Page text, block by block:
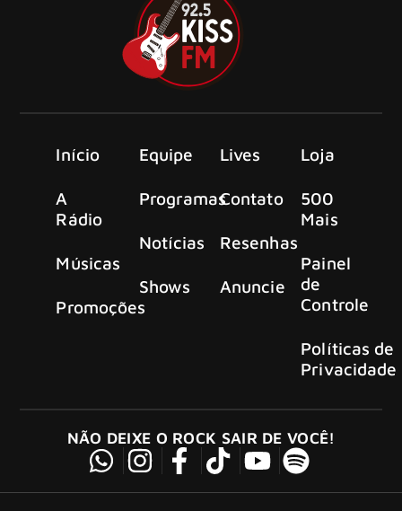
Início
A
Rádio
Músicas
Promoções
Equipe
Programas
Notícias
Shows
Lives
Contato
Resenhas
Anuncie
Loja
500
Mais
Painel
de
Controle
Políticas de
Privacidade
NÃO DEIXE O ROCK SAIR DE VOCÊ!